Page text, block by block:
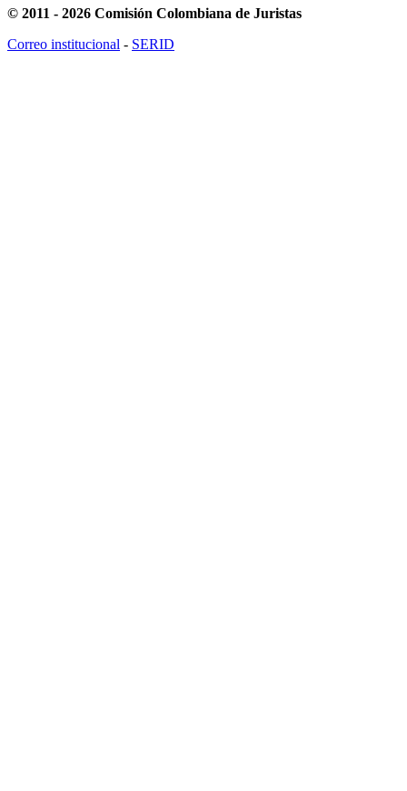
© 2011 - 2026 Comisión Colombiana de Juristas
Correo institucional - SERID